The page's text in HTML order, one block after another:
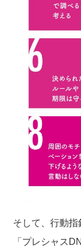
そして、行動指
「プレシャス